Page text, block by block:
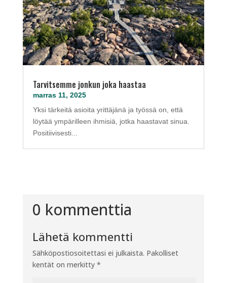
Tarvitsemme jonkun joka haastaa
marras 11, 2025
Yksi tärkeitä asioita yrittäjänä ja työssä on, että
löytää ympärilleen ihmisiä, jotka haastavat sinua.
Positiivisesti...
0 kommenttia
Lähetä kommentti
Sähköpostiosoitettasi ei julkaista. Pakolliset
kentät on merkitty *